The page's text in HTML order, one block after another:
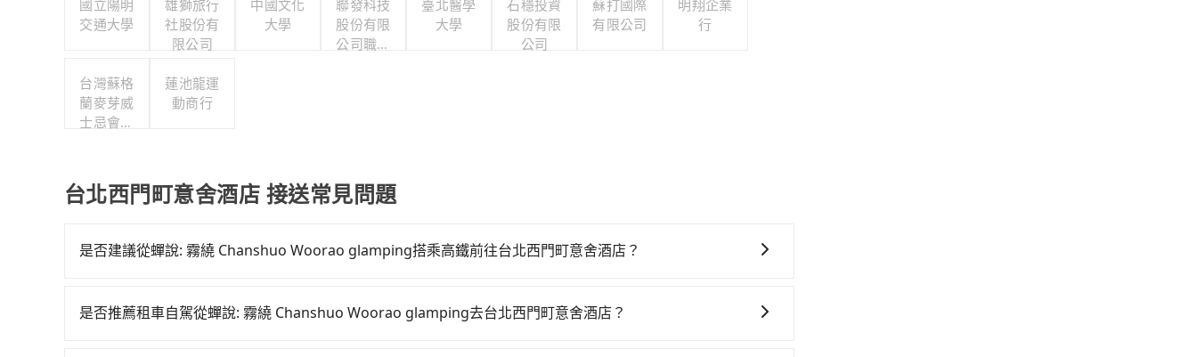
國立陽明
交通大學
雄獅旅行
社股份有
限公司
中國文化
大學
聯發科技
股份有限
公司職工
臺北醫學
大學
石穩投資
股份有限
公司
蘇打國際
有限公司
明翔企業
行
台灣蘇格
蘭麥芽威
士忌會所
蓮池龍運
動商行
台北西門町意舍酒店 接送常見問題
是否建議從蟬說: 霧繞 Chanshuo Woorao glamping搭乘高鐵前往台北西門町意舍酒店？
煩，且難叫計程車前往高鐵站！從最早06:36一直到23:27，新竹-台北一天最多有63班次高鐵可搭乘。假設從蟬
是否推薦租車自駕從蟬說: 霧繞 Chanshuo Woorao glamping去台北西門町意舍酒店？